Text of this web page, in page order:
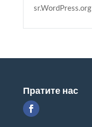
sr.WordPress.org
Пратите нас